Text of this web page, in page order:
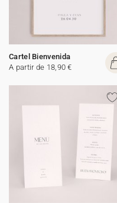
Cartel Bienvenida
A partir de 18,90 €